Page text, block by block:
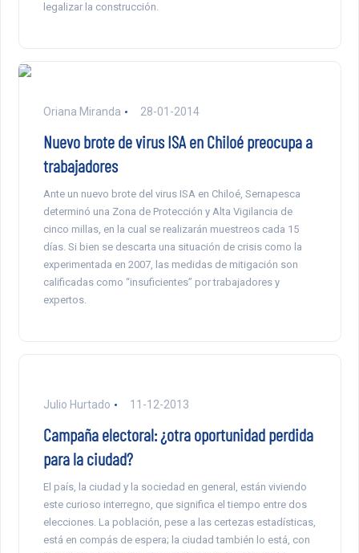
legalizar la construcción.
Oriana Miranda 28-01-2014
Nuevo brote de virus ISA en Chiloé preocupa a
trabajadores
Ante un nuevo brote del virus ISA en Chiloé, Sernapesca
determinó una Zona de Protección y Alta Vigilancia de
cinco millas, en la cual se realizarán muestreos cada 15
días. Si bien se descarta una situación de crisis como la
experimentada en 2007, las medidas de mitigación son
calificadas como “insuficientes” por trabajadores y
expertos.
Julio Hurtado 11-12-2013
Campaña electoral: ¿otra oportunidad perdida
para la ciudad?
El país, la ciudad y la sociedad en general, están viviendo
este curioso interregno, que significa el tiempo entre dos
elecciones. La población, pese a las certezas estadísticas,
está en compás de espera; la ciudad también lo está, con